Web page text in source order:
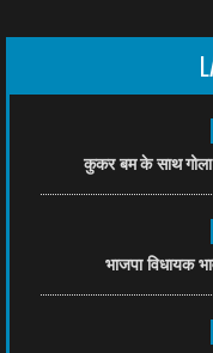
कुकर बम के साथ गोला-
भाजपा विधायक